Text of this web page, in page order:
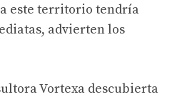
este territorio tendría
advierten los
Vortexa descubierta